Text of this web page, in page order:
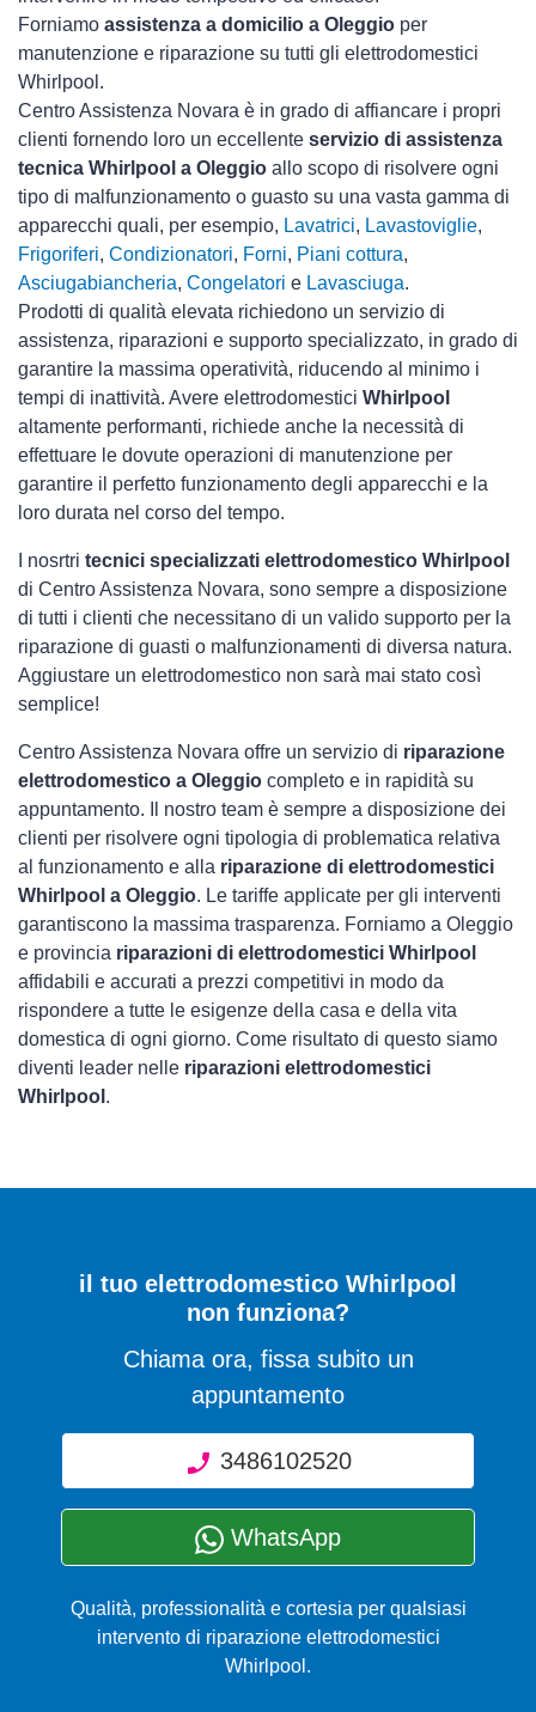
Forniamo assistenza a domicilio a Oleggio per
manutenzione e riparazione su tutti gli elettrodomestici
Whirlpool.
Centro Assistenza Novara è in grado di affiancare i propri
clienti fornendo loro un eccellente servizio di assistenza
tecnica Whirlpool a Oleggio allo scopo di risolvere ogni
tipo di malfunzionamento o guasto su una vasta gamma di
apparecchi quali, per esempio, Lavatrici, Lavastoviglie,
Frigoriferi, Condizionatori, Forni, Piani cottura,
Asciugabiancheria, Congelatori e Lavasciuga.
Prodotti di qualità elevata richiedono un servizio di
assistenza, riparazioni e supporto specializzato, in grado di
garantire la massima operatività, riducendo al minimo i
tempi di inattività. Avere elettrodomestici Whirlpool
altamente performanti, richiede anche la necessità di
effettuare le dovute operazioni di manutenzione per
garantire il perfetto funzionamento degli apparecchi e la
loro durata nel corso del tempo.
I nosrtri tecnici specializzati elettrodomestico Whirlpool
di Centro Assistenza Novara, sono sempre a disposizione
di tutti i clienti che necessitano di un valido supporto per la
riparazione di guasti o malfunzionamenti di diversa natura.
Aggiustare un elettrodomestico non sarà mai stato così
semplice!
Centro Assistenza Novara offre un servizio di riparazione
elettrodomestico a Oleggio completo e in rapidità su
appuntamento. Il nostro team è sempre a disposizione dei
clienti per risolvere ogni tipologia di problematica relativa
al funzionamento e alla riparazione di elettrodomestici
Whirlpool a Oleggio. Le tariffe applicate per gli interventi
garantiscono la massima trasparenza. Forniamo a Oleggio
e provincia riparazioni di elettrodomestici Whirlpool
affidabili e accurati a prezzi competitivi in modo da
rispondere a tutte le esigenze della casa e della vita
domestica di ogni giorno. Come risultato di questo siamo
diventi leader nelle riparazioni elettrodomestici
Whirlpool .
il tuo elettrodomestico Whirlpool
non funziona?
Chiama ora, fissa subito un
appuntamento
3486102520
WhatsApp
Qualità, professionalità e cortesia per qualsiasi
intervento di riparazione elettrodomestici
Whirlpool.